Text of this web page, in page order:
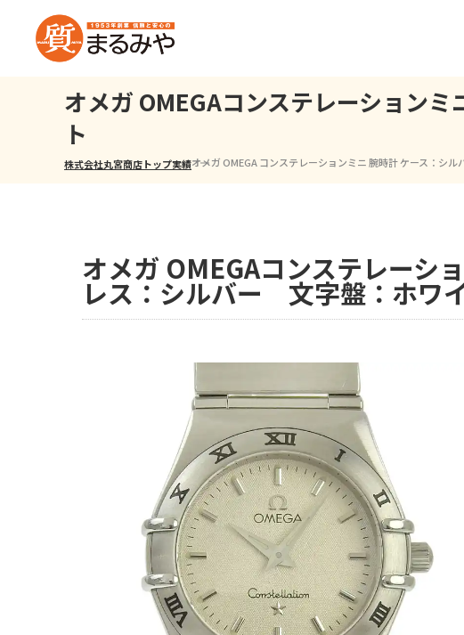
オメガ OMEGAコンステレーション
ト
株式会社丸宮商店トップ⁩実績オメガ OMEGA コンステレーションミニ 腕時計 ケース：
オメガ OMEGAコンステレー
レス：シルバー 文字盤：ホワ